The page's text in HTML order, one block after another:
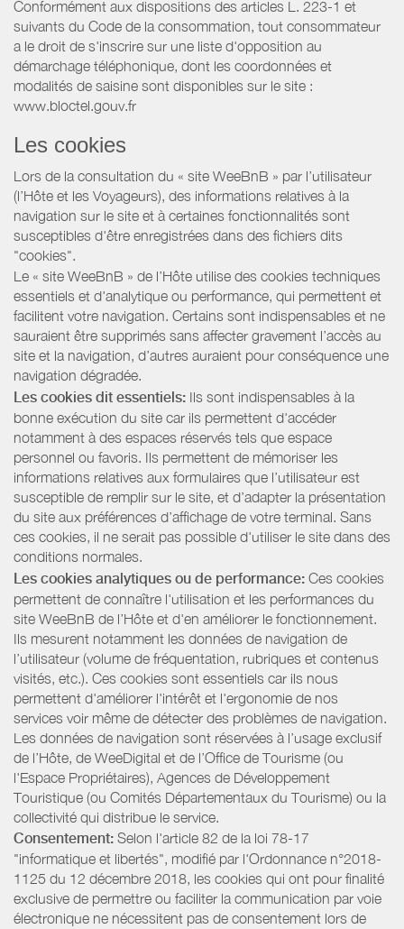
Conformément aux dispositions des articles L. 223-1 et
suivants du Code de la consommation, tout consommateur
a le droit de s'inscrire sur une liste d'opposition au
démarchage téléphonique, dont les coordonnées et
modalités de saisine sont disponibles sur le site :
www.bloctel.gouv.fr
Les cookies
Lors de la consultation du « site WeeBnB » par l’utilisateur
(l’Hôte et les Voyageurs), des informations relatives à la
navigation sur le site et à certaines fonctionnalités sont
susceptibles d'être enregistrées dans des fichiers dits
"cookies".
Le « site WeeBnB » de l’Hôte utilise des cookies techniques
essentiels et d'analytique ou performance, qui permettent et
facilitent votre navigation. Certains sont indispensables et ne
sauraient être supprimés sans affecter gravement l’accès au
site et la navigation, d’autres auraient pour conséquence une
navigation dégradée.
Les cookies dit essentiels: Ils sont indispensables à la
bonne exécution du site car ils permettent d'accéder
notamment à des espaces réservés tels que espace
personnel ou favoris. Ils permettent de mémoriser les
informations relatives aux formulaires que l’utilisateur est
susceptible de remplir sur le site, et d’adapter la présentation
du site aux préférences d’affichage de votre terminal. Sans
ces cookies, il ne serait pas possible d'utiliser le site dans des
conditions normales.
Les cookies analytiques ou de performance: Ces cookies
permettent de connaître l'utilisation et les performances du
site WeeBnB de l’Hôte et d'en améliorer le fonctionnement.
Ils mesurent notamment les données de navigation de
l’utilisateur (volume de fréquentation, rubriques et contenus
visités, etc.). Ces cookies sont essentiels car ils nous
permettent d'améliorer l'intérêt et l'ergonomie de nos
services voir même de détecter des problèmes de navigation.
Les données de navigation sont réservées à l’usage exclusif
de l’Hôte, de WeeDigital et de l’Office de Tourisme (ou
l'Espace Propriétaires), Agences de Développement
Touristique (ou Comités Départementaux du Tourisme) ou la
collectivité qui distribue le service.
Consentement: Selon l'article 82 de la loi 78-17
"informatique et libertés", modifié par l'Ordonnance n°2018-
1125 du 12 décembre 2018, les cookies qui ont pour finalité
exclusive de permettre ou faciliter la communication par voie
électronique ne nécessitent pas de consentement lors de